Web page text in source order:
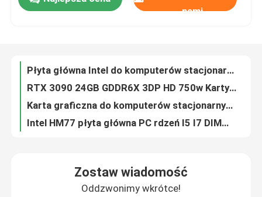
Wycieczka po fabryce
Kontrola jakości
nami
Gamingowa płyta główna do laptopa Intel HM76 obsługuje 4 złącza SATA PGA 989 Micro-ATX
Komputerowe karty graficzne GTX1050 2 GB DDR5 128-bitowe podwójne wentylatory PCI Express 3.0 X16
28nm GM107 karty graficzne do gier GM107 GTX750Ti 4GB 1020MHz 1085MHz 640 rdzeń CUDA
Karta graficzna AMD do gier RX 6500XT 4 GB NON LHR 64-bitowa GDDR6 Displayport 8 pinów
Zostaw wiadomość
Oddzwonimy wkrótce!